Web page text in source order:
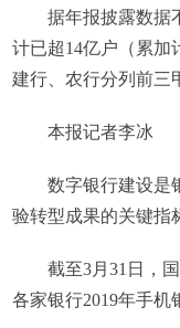
据年报披露数据
计已超14亿户（累加
建行、农行分列前三
本报记者李冰
数字银行建设是
验转型成果的关键指
截至3月31日，
各家银行2019年手机